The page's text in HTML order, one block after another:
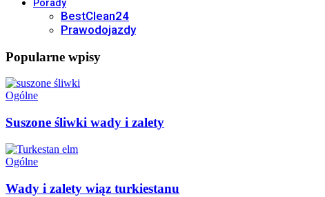
Porady
BestClean24
Prawodojazdy
Popularne wpisy
Ogólne
Suszone śliwki wady i zalety
Ogólne
Wady i zalety wiąz turkiestanu